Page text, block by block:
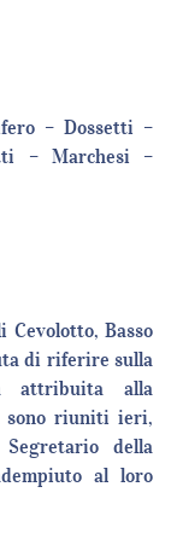
– Dossetti –
– Marchesi –
Cevolotto, Basso
di riferire sulla
attribuita alla
sono riuniti ieri,
della
al loro